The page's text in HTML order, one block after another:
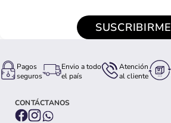
SUSCRIBIRME
Pagos
seguros
Envio a todo
el país
Atención
al cliente
CONTÁCTANOS